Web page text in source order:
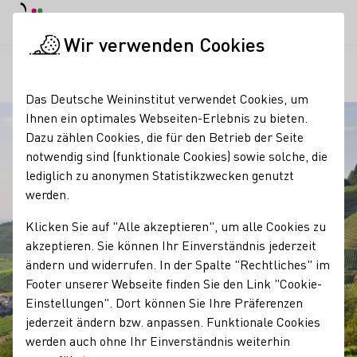
Wir verwenden Cookies
Das Deutsche Weininstitut verwendet Cookies, um
Ihnen ein optimales Webseiten-Erlebnis zu bieten.
Dazu zählen Cookies, die für den Betrieb der Seite
notwendig sind (funktionale Cookies) sowie solche, die
lediglich zu anonymen Statistikzwecken genutzt
werden.
Klicken Sie auf "Alle akzeptieren", um alle Cookies zu
akzeptieren. Sie können Ihr Einverständnis jederzeit
ändern und widerrufen. In der Spalte "Rechtliches" im
Footer unserer Webseite finden Sie den Link "Cookie-
Einstellungen". Dort können Sie Ihre Präferenzen
jederzeit ändern bzw. anpassen. Funktionale Cookies
werden auch ohne Ihr Einverständnis weiterhin